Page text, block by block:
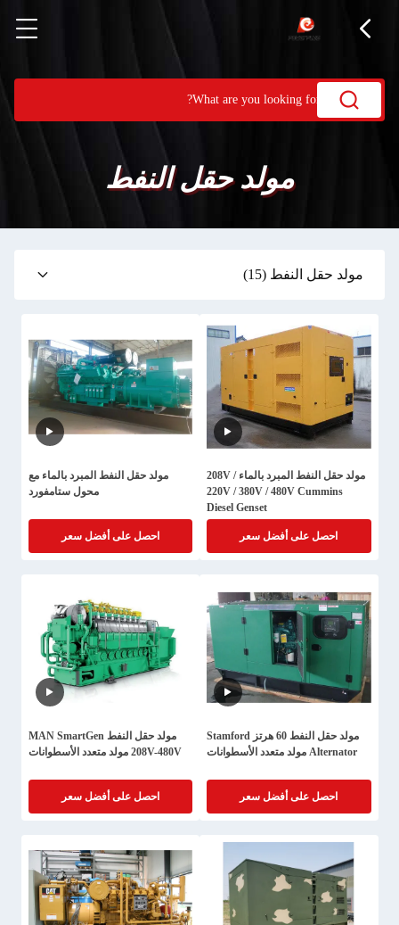
مولد حقل النفط
مولد حقل النفط (15)
مولد حقل النفط المبرد بالماء 208V /
220V / 380V / 480V Cummins
Diesel Genset
احصل على أفضل سعر
مولد حقل النفط المبرد بالماء مع
محول ستامفورد
احصل على أفضل سعر
مولد حقل النفط 60 هرتز Stamford
Alternator مولد متعدد الأسطوانات
احصل على أفضل سعر
مولد حقل النفط MAN SmartGen
208V-480V مولد متعدد الأسطوانات
احصل على أفضل سعر